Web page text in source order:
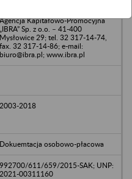
Kapitałowo-Promocyjna
„IBRA” Sp. z o.o. – 41-400
Mysłowice 29; tel. 32 317-14-74,
fax. 32 317-14-86; e-mail:
biuro@ibra.pl; www.ibra.pl
2003-2018
Dokuemtacja osobowo-płacowa
992700/611/659/2015-SAK; UNP:
2021-00311160